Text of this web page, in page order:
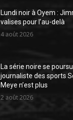
Lundi noir à Oyem :
valises pour l’au-delà
4 août 2026
La série noire se
journaliste des sports
Meye n’est plus
2 août 2026